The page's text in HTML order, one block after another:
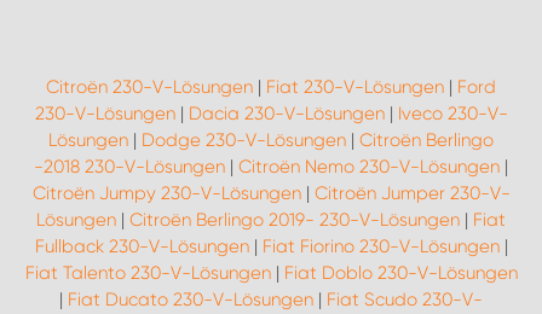
Citroën 230-V-Lösungen | Fiat 230-V-Lösungen | Ford
230-V-Lösungen| Dacia 230-V-Lösungen| Iveco 230-V-
Lösungen | Dodge 230-V-Lösungen | Citroën Berlingo
-2018 230-V-Lösungen | Citroën Nemo 230-V-Lösungen |
Citroën Jumpy 230-V-Lösungen| Citroën Jumper 230-V-
Lösungen | Citroën Berlingo 2019- 230-V-Lösungen | Fiat
Fullback 230-V-Lösungen| Fiat Fiorino 230-V-Lösungen|
Fiat Talento 230-V-Lösungen| Fiat Doblo 230-V-Lösungen
| Fiat Ducato 230-V-Lösungen | Fiat Scudo 230-V-